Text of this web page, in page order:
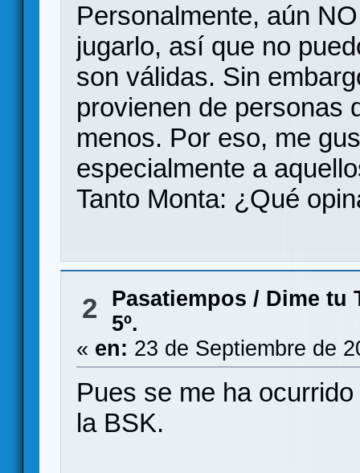
Personalmente, aún
jugarlo, así que no
son válidas. Sin
provienen de personas
menos. Por eso, me
especialmente a
Tanto Monta: ¿Qué
2 Pasatiempos / Dime tu
5º.
« en: 23 de Septiembre de
Pues se me ha
la BSK.